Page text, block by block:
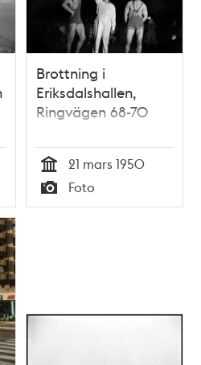
Brottning i
Eriksdalshallen,
Ringvägen 68-70
Tid
21 mars 1950
Typ
Foto